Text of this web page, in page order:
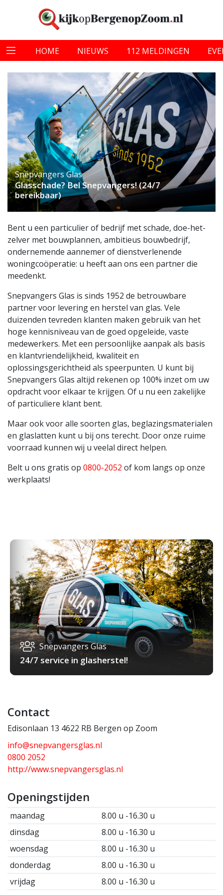
HOME NIEUWS 112 MELDINGEN
Snepvangers Glas
Glasschade? Bel Snepvangers! (24/7
bereikbaar)
Bent u een particulier of bedrijf met schade, doe-het-
zelver met bouwplannen, ambitieus bouwbedrijf,
ondernemende aannemer of dienstverlenende
woningcoöperatie: u heeft aan ons een partner die
meedenkt.
Snepvangers Glas is sinds 1952 de betrouwbare
partner voor levering en herstel van glas. Vele
duizenden tevreden klanten maken gebruik van het
hoge kennisniveau van de goed opgeleide, vaste
medewerkers. Met een persoonlijke aanpak als basis
en klantvriendelijkheid, kwaliteit en
oplossingsgerichtheid als speerpunten. U kunt bij
Snepvangers Glas altijd rekenen op 100% inzet om uw
opdracht voor elkaar te krijgen. Of u nu een zakelijke
of particuliere klant bent.
Maar ook voor alle soorten glas, beglazingsmaterialen
en glaslatten kunt u bij ons terecht. Door onze ruime
voorraad kunnen wij u veelal direct helpen.
Belt u ons gratis op 0800-2052 of kom langs op onze
werkplaats!
Snepvangers Glas
24/7 service in glasherstel!
Contact
Edisonlaan 13 4622 RB Bergen op Zoom
info@snepvangersglas.nl
0800 2052
http://www.snepvangersglas.nl
Openingstijden
maandag
8.00 u -16.30 u
dinsdag
8.00 u -16.30 u
woensdag
8.00 u -16.30 u
donderdag
8.00 u -16.30 u
vrijdag
8.00 u -16.30 u